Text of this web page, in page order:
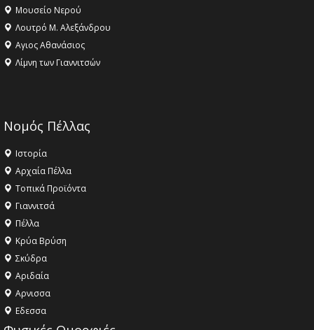
Μουσείο Νερού
Λουτρό Μ. Αλεξάνδρου
Αγιος Αθανάσιος
Λίμνη των Γιαννιτσών
Νομός Πέλλας
Ιστορία
Αρχαία Πέλλα
Τοπικά Προϊόντα
Γιαννιτσά
Πέλλα
Κρύα Βρύση
Σκύδρα
Αριδαία
Aρνισσα
Eδεσσα